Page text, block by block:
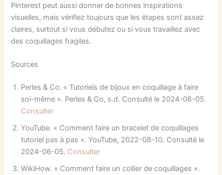
Pinterest peut aussi donner de bonnes inspirations
visuelles, mais vérifiez toujours que les étapes sont assez
claires, surtout si vous débutez ou si vous travaillez avec
des coquillages fragiles.
Sources
Perles & Co. « Tutoriels de bijoux en coquillage à faire
soi-même ». Perles & Co, s.d. Consulté le 2024-06-05.
Consulter
YouTube. « Comment faire un bracelet de coquillages
tutoriel pas à pas ». YouTube, 2022-08-10. Consulté le
2024-06-05. Consulter
WikiHow. « Comment faire un collier de coquillages ».